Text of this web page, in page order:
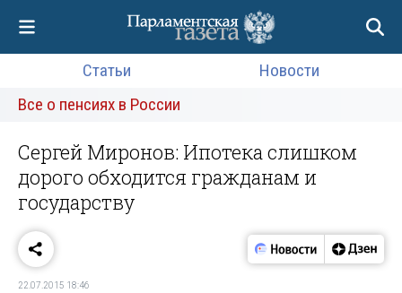
Статьи
Новости
Все о пенсиях в России
Сергей Миронов: Ипотека слишком
дорого обходится гражданам и
государству
22.07.2015 18:46